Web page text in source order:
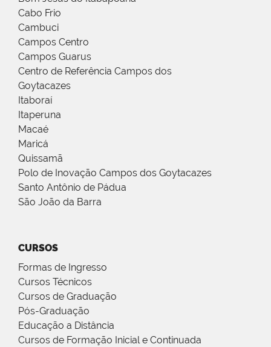
Cabo Frio
Cambuci
Campos Centro
Campos Guarus
Centro de Referência Campos dos
Goytacazes
Itaboraí
Itaperuna
Macaé
Maricá
Quissamã
Polo de Inovação Campos dos Goytacazes
Santo Antônio de Pádua
São João da Barra
CURSOS
Formas de Ingresso
Cursos Técnicos
Cursos de Graduação
Pós-Graduação
Educação a Distância
Cursos de Formação Inicial e Continuada